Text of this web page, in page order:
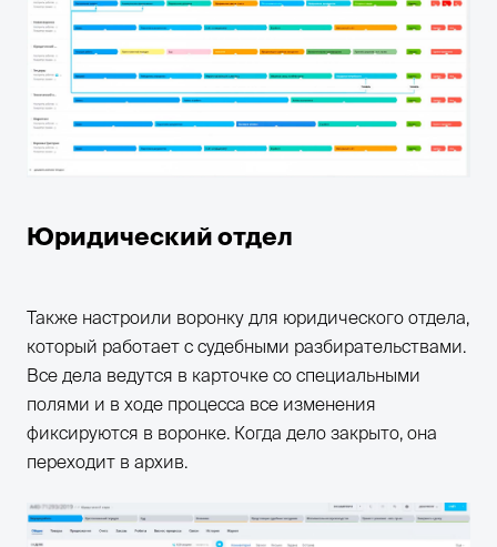
Юридический отдел
Также настроили воронку для юридического отдела,
который работает с судебными разбирательствами.
Все дела ведутся в карточке со специальными
полями и в ходе процесса все изменения
фиксируются в воронке. Когда дело закрыто, она
переходит в архив.